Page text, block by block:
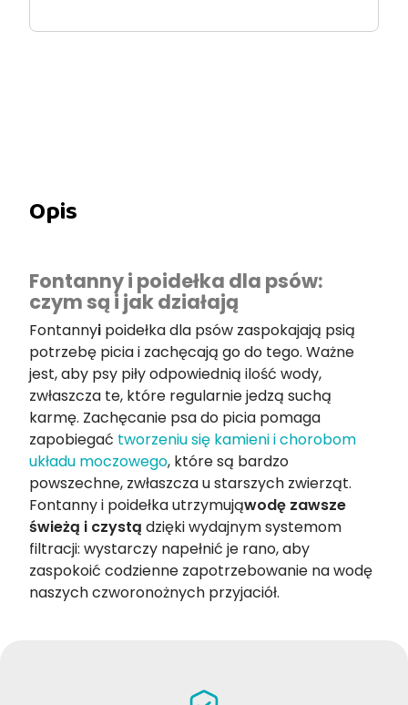
Opis
Fontanny i poidełka dla psów:
czym są i jak działają
Fontannyi poidełka dla psów zaspokajają psią
potrzebę picia i zachęcają go do tego. Ważne
jest, aby psy piły odpowiednią ilość wody,
zwłaszcza te, które regularnie jedzą suchą
karmę. Zachęcanie psa do picia pomaga
zapobiegać tworzeniu się kamieni i chorobom
układu moczowego, które są bardzo
powszechne, zwłaszcza u starszych zwierząt.
Fontanny i poidełka utrzymująwodę zawsze
świeżą i czystą dzięki wydajnym systemom
filtracji: wystarczy napełnić je rano, aby
zaspokoić codzienne zapotrzebowanie na wodę
naszych czworonożnych przyjaciół.